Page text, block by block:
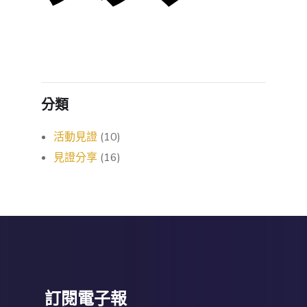
分類
活動見證 (10)
見證分享 (16)
訂閱電子報